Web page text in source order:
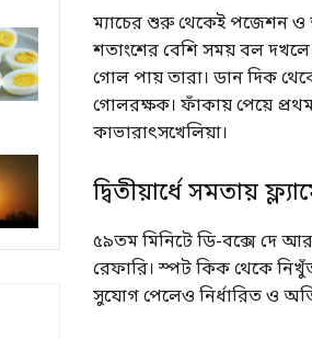
ম্যাচের শুরু থেকেই পজেশন ও
শতাংশের বেশি সময় বল দখলে
গোল পায় তারা। ডান দিক
গোলরক্ষক। ফাঁকায় পেয়ে
কাভারাৎসখেলিয়া।
দ্বিতীয়ার্ধে সমতায়
৫৯তম মিনিটে ডি-বক্সে দে
রেফারি। স্পট কিক থেকে
সুযোগ পেলেও নির্ধারিত ও